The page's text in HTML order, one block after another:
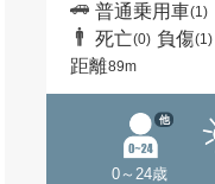
普通乗用車(1)
死亡(0) 負傷(1)
距離89m
0～24歳
他